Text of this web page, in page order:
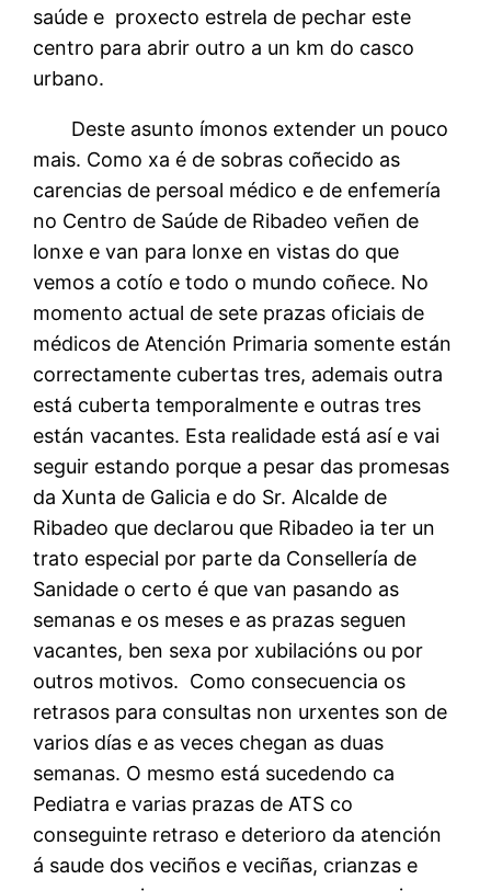
saúde e proxecto estrela de pechar este
centro para abrir outro a un km do casco
urbano.
Deste asunto ímonos extender un pouco
mais. Como xa é de sobras coñecido as
carencias de persoal médico e de enfemería
no Centro de Saúde de Ribadeo veñen de
lonxe e van para lonxe en vistas do que
vemos a cotío e todo o mundo coñece. No
momento actual de sete prazas oficiais de
médicos de Atención Primaria somente están
correctamente cubertas tres, ademais outra
está cuberta temporalmente e outras tres
están vacantes. Esta realidade está así e vai
seguir estando porque a pesar das promesas
da Xunta de Galicia e do Sr. Alcalde de
Ribadeo que declarou que Ribadeo ia ter un
trato especial por parte da Consellería de
Sanidade o certo é que van pasando as
semanas e os meses e as prazas seguen
vacantes, ben sexa por xubilacións ou por
outros motivos. Como consecuencia os
retrasos para consultas non urxentes son de
varios días e as veces chegan as duas
semanas. O mesmo está sucedendo ca
Pediatra e varias prazas de ATS co
conseguinte retraso e deterioro da atención
á saude dos veciños e veciñas, crianzas e